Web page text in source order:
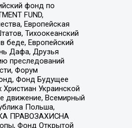
фонд по
FUND,
Европейская
Тихоокеанский
беде, Европейский
Дафа, Друзья
преследований
Форум
Фонд Будущее
Украинской
движение, Всемирный
Польша,
ПРАВОЗАХИСНА
Фонд Открытой